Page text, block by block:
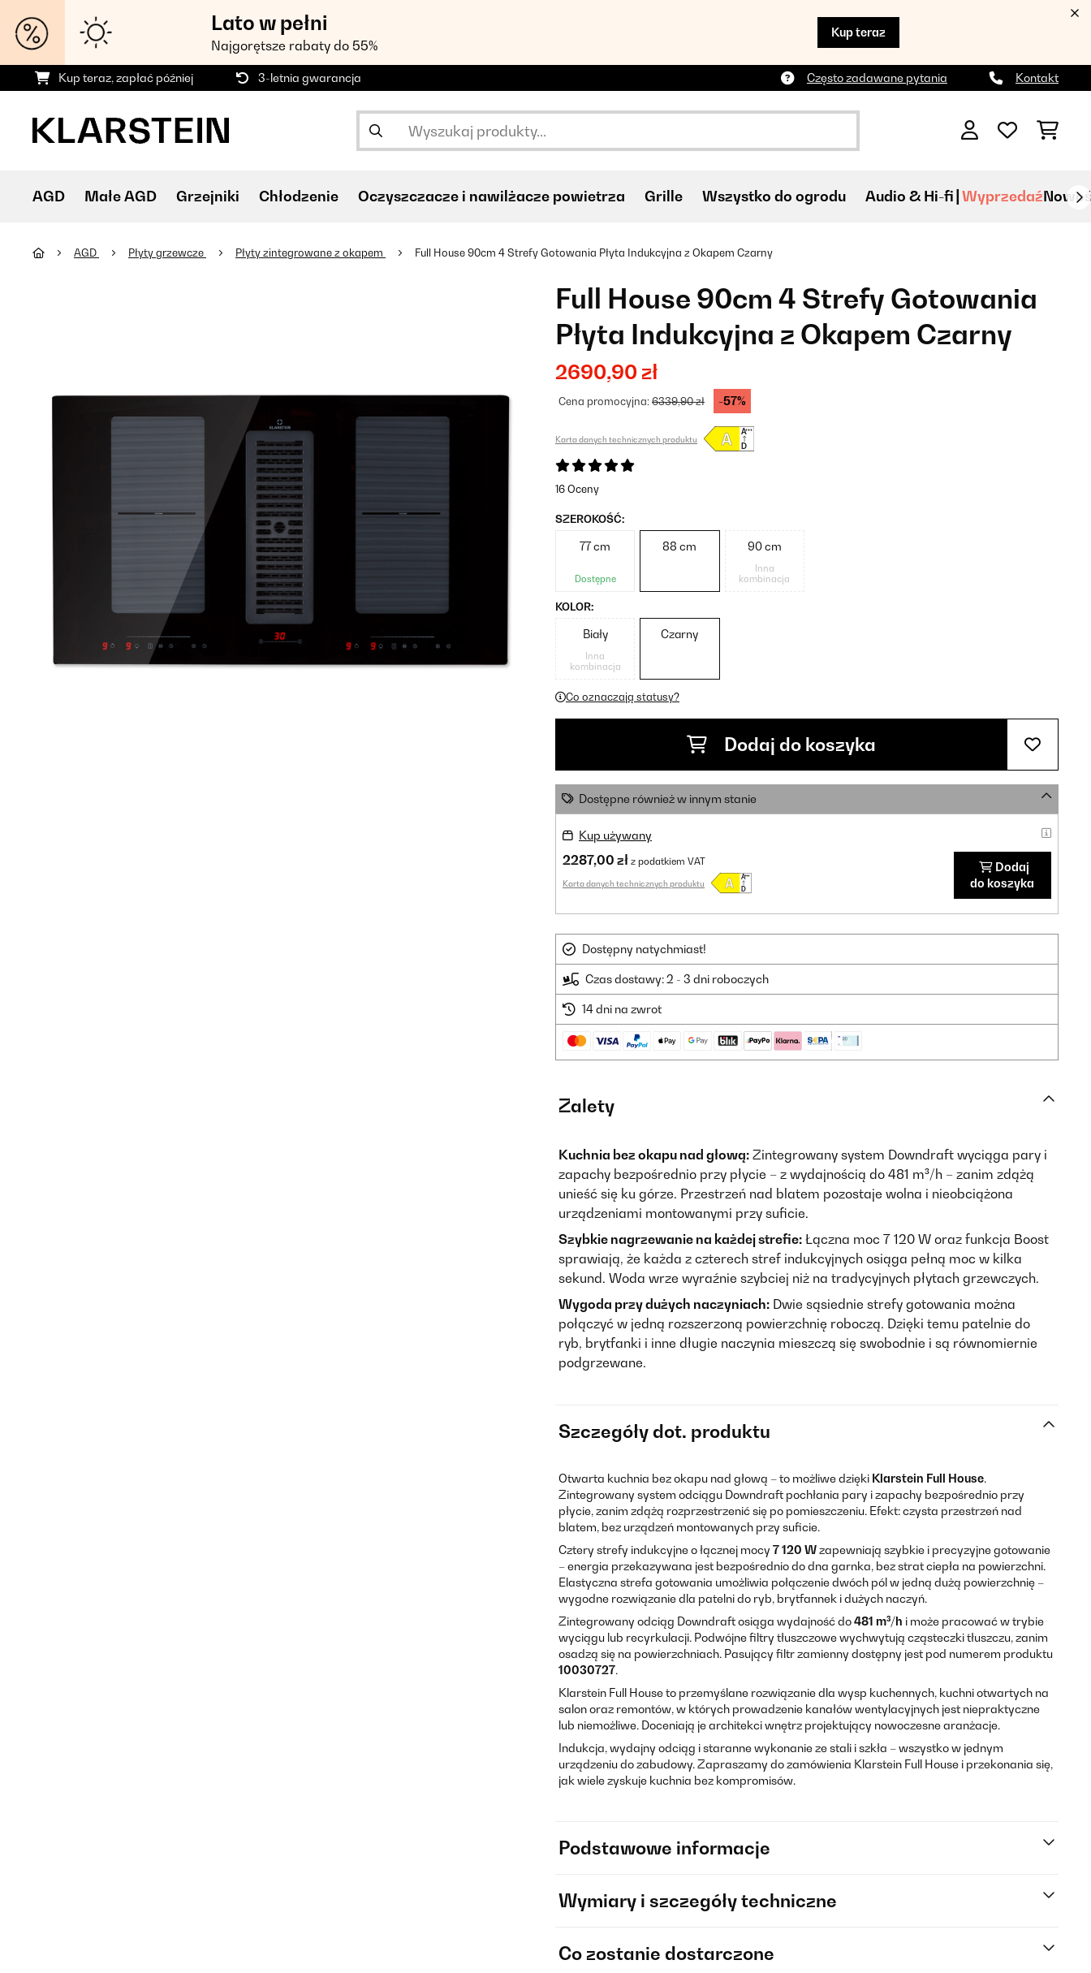
Lato w pełni
Najgorętsze rabaty do 55%
Kup teraz
Kup teraz, zapłać później 3-letnia gwarancja Często zadawane pytania Kontakt
AGD Małe AGD Grzejniki Chłodzenie Oczyszczacze i nawilżacze powietrza Grille Wszystko do ogrodu Audio & Hi-fi Wyprzedaź
AGD Płyty grzewcze Płyty zintegrowane z okapem Full House 90cm 4 Strefy Gotowania Płyta Indukcyjna z Okapem Czarny
Full House 90cm 4 Strefy Gotowania
Płyta Indukcyjna z Okapem Czarny
2690,90 zł
Cena promocyjna:6339,90 zł -57%
Karta danych technicznych produktu
16 Oceny
SZEROKOŚĆ:
77 cm
Dostępne
88 cm 90 cm
Inna
kombinacja
KOLOR:
Biały
Inna
kombinacja
Czarny
Co oznaczają statusy?
Dodaj do koszyka
Dostępne również w innym stanie
Kup używany
2287,00 zł z podatkiem VAT
Karta danych technicznych produktu
Dodaj
do koszyka
Dostępny natychmiast!
Czas dostawy: 2 - 3 dni roboczych
14 dni na zwrot
Zalety
Kuchnia bez okapu nad głową: Zintegrowany system Downdraft wyciąga pary i
zapachy bezpośrednio przy płycie – z wydajnością do 481 m³/h – zanim zdążą
unieść się ku górze. Przestrzeń nad blatem pozostaje wolna i nieobciążona
urządzeniami montowanymi przy suficie.
Szybkie nagrzewanie na każdej strefie: Łączna moc 7 120 W oraz funkcja Boost
sprawiają, że każda z czterech stref indukcyjnych osiąga pełną moc w kilka
sekund. Woda wrze wyraźnie szybciej niż na tradycyjnych płytach grzewczych.
Wygoda przy dużych naczyniach: Dwie sąsiednie strefy gotowania można
połączyć w jedną rozszerzoną powierzchnię roboczą. Dzięki temu patelnie do
ryb, brytfanki i inne długie naczynia mieszczą się swobodnie i są równomiernie
podgrzewane.
Szczegóły dot. produktu
Otwarta kuchnia bez okapu nad głową – to możliwe dzięki Klarstein Full House.
Zintegrowany system odciągu Downdraft pochłania pary i zapachy bezpośrednio przy
płycie, zanim zdążą rozprzestrzenić się po pomieszczeniu. Efekt: czysta przestrzeń nad
blatem, bez urządzeń montowanych przy suficie.
Cztery strefy indukcyjne o łącznej mocy 7 120 Wzapewniają szybkie i precyzyjne gotowanie
– energia przekazywana jest bezpośrednio do dna garnka, bez strat ciepła na powierzchni.
Elastyczna strefa gotowania umożliwia połączenie dwóch pól w jedną dużą powierzchnię –
wygodne rozwiązanie dla patelni do ryb, brytfannek i dużych naczyń.
Zintegrowany odciąg Downdraft osiąga wydajność do481 m³/h i może pracować w trybie
wyciągu lub recyrkulacji. Podwójne filtry tłuszczowe wychwytują cząsteczki tłuszczu, zanim
osadzą się na powierzchniach. Pasujący filtr zamienny dostępny jest pod numerem produktu
10030727.
Klarstein Full House to przemyślane rozwiązanie dla wysp kuchennych, kuchni otwartych na
salon oraz remontów, w których prowadzenie kanałów wentylacyjnych jest niepraktyczne
lub niemożliwe. Doceniają je architekci wnętrz projektujący nowoczesne aranżacje.
Indukcja, wydajny odciąg i staranne wykonanie ze stali i szkła – wszystko w jednym
urządzeniu do zabudowy. Zapraszamy do zamówienia Klarstein Full House i przekonania się,
jak wiele zyskuje kuchnia bez kompromisów.
Podstawowe informacje
Wymiary i szczegóły techniczne
Co zostanie dostarczone